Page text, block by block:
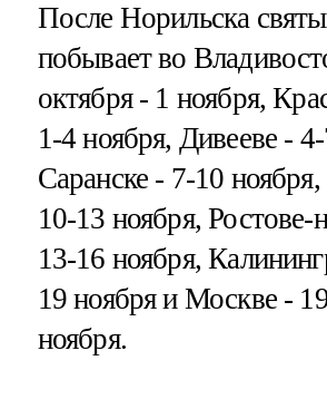
После Норильска
побывает во
октября - 1 ноября,
1-4 ноября, Дивееве -
Саранске - 7-10
10-13 ноября,
13-16 ноября,
19 ноября и Москве -
ноября.